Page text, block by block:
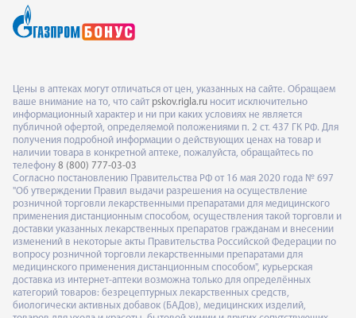
Цены в аптеках могут отличаться от цен, указанных на сайте. Обращаем
ваше внимание на то, что сайт pskov.rigla.ru носит исключительно
информационный характер и ни при каких условиях не является
публичной офертой, определяемой положениями п. 2 ст. 437 ГК РФ. Для
получения подробной информации о действующих ценах на товар и
наличии товара в конкретной аптеке, пожалуйста, обращайтесь по
телефону 8 (800) 777-03-03
Согласно постановлению Правительства РФ от 16 мая 2020 года № 697
"Об утверждении Правил выдачи разрешения на осуществление
розничной торговли лекарственными препаратами для медицинского
применения дистанционным способом, осуществления такой торговли и
доставки указанных лекарственных препаратов гражданам и внесении
изменений в некоторые акты Правительства Российской Федерации по
вопросу розничной торговли лекарственными препаратами для
медицинского применения дистанционным способом", курьерская
доставка из интернет-аптеки возможна только для определённых
категорий товаров: безрецептурных лекарственных средств,
биологически активных добавок (БАДов), медицинских изделий,